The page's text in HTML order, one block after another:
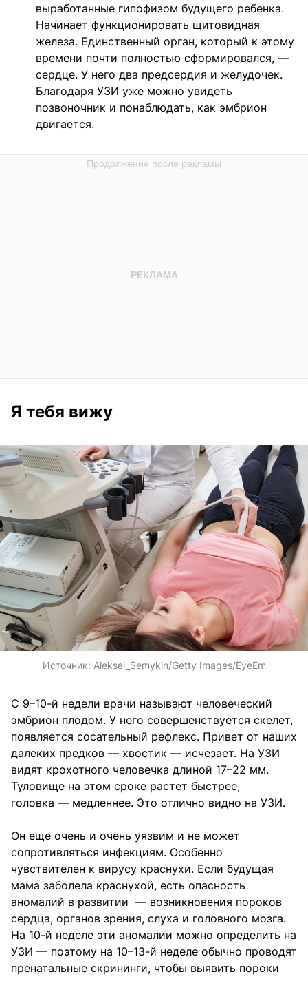
выработанные гипофизом будущего ребенка.
Начинает функционировать щитовидная
железа. Единственный орган, который к этому
времени почти полностью сформировался, —
сердце. У него два предсердия и желудочек.
Благодаря УЗИ уже можно увидеть
позвоночник и понаблюдать, как эмбрион
двигается.
Я тебя вижу
Источник: Aleksei_Semykin/Getty Images/EyeEm
С 9–10-й недели врачи называют человеческий
эмбрион плодом. У него совершенствуется скелет,
появляется сосательный рефлекс. Привет от наших
далеких предков — хвостик — исчезает. На УЗИ
видят крохотного человечка длиной 17–22 мм.
Туловище на этом сроке растет быстрее,
головка — медленнее. Это отлично видно на УЗИ.
Он еще очень и очень уязвим и не может
сопротивляться инфекциям. Особенно
чувствителен к вирусу краснухи. Если будущая
мама заболела краснухой, есть опасность
аномалий в развитии — возникновения пороков
сердца, органов зрения, слуха и головного мозга.
На 10-й неделе эти аномалии можно определить на
УЗИ — поэтому на 10–13-й неделе обычно проводят
пренатальные скрининги, чтобы выявить пороки